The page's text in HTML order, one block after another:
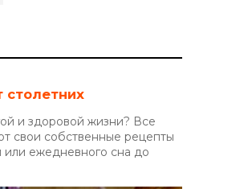
столетних
и здоровой жизни? Все
свои собственные рецепты
или ежедневного сна до